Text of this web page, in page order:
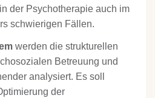
der Psychotherapie auch im
schwierigen Fällen.
werden die strukturellen
Betreuung und
analysiert. Es soll
der